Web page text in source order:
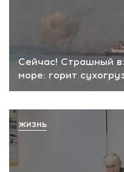
Сейчас! Страшный
море: горит
ЖИЗНЬ